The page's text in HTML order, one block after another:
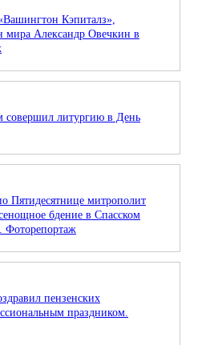
Кэпиталз»,
мира Александр Овечкин в
совершил литургию в День
Пятидесятнице митрополит
бдение в Спасском
Фоторепортаж
пензенских
праздником.